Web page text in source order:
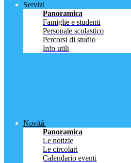
Servizi
Panoramica
Famiglie e studenti
Personale scolastico
Percorsi di studio
Info utili
Novità
Panoramica
Le notizie
Le circolari
Calendario eventi